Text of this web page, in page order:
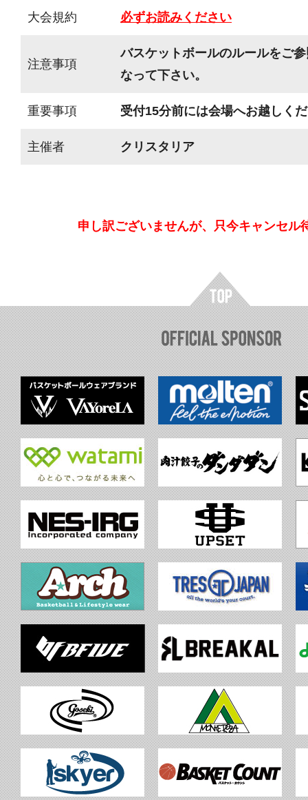
大会規約 必ずお読みください
注意事項
バスケットボールのルールをご
なって下さい。
重要事項 受付15分前には会場へお越しく
主催者 クリスタリア
申し訳ございませんが、只今キャンセル